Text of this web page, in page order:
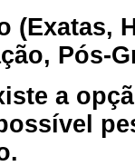
(Exatas,
Pós-
a